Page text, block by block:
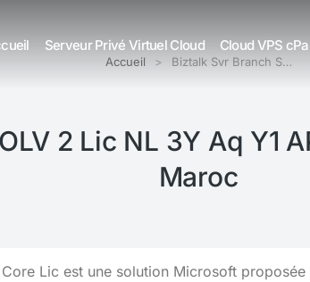
Serveur Privé Virtuel Cloud Cloud VPS
Accueil Biztalk Svr Branch S…
2 Lic NL 3Y Aq Y1
Maroc
Lic est une solution Microsoft